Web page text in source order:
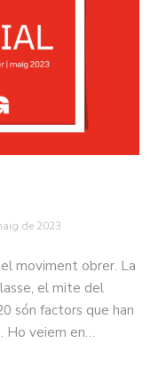
de 2023
moviment obrer. La
el mite del
són factors que han
Ho veiem en…